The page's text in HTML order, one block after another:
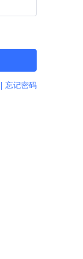
| 忘记密码